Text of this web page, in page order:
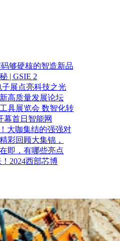
够硬核的智造新品
| GSIE 2
展点亮科技之光
高质量发展论坛
具展览会 数智化转
幕首日智能网
大咖集结的强强对
彩回顾大集锦，
即，有哪些亮点
2024西部芯博